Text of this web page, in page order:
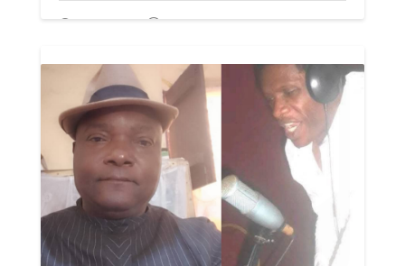
27/06/25 Par MenouActu 0